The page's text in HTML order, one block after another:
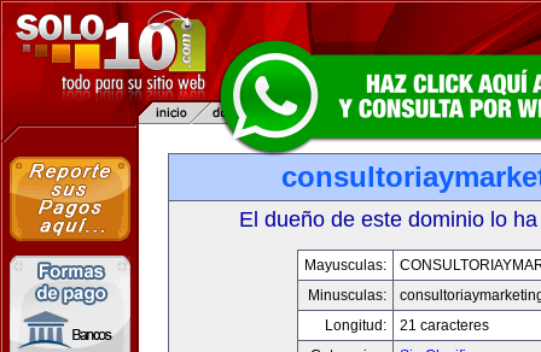
El dueño de este dominio lo
Mayusculas:
Minusculas:
Longitud:
21 caracteres